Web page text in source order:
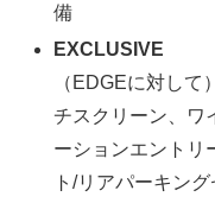
備
EXCLUSIVE
（EDGEに対し
チスクリーン、ワ
ーションエントリ
ト/リアパーキン